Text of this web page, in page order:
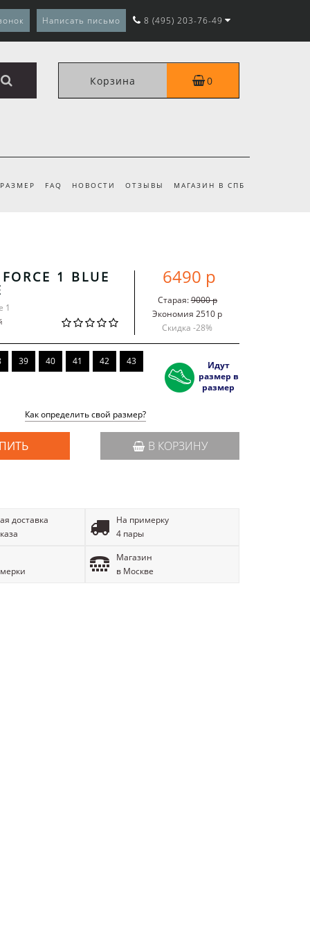
Написать письмо 8 (495) 203-76-49
Корзина 0
FAQ НОВОСТИ ОТЗЫВЫ МАГАЗИН В СПБ
1 BLUE
1
6490 р
Старая:9000 р
Экономия 2510 р
Скидка -28%
39 40 41 42 43
Идут
размер в
размер
Как определить свой размер?
В КОРЗИНУ
доставка
На примерку
4 пары
Магазин
в Москве